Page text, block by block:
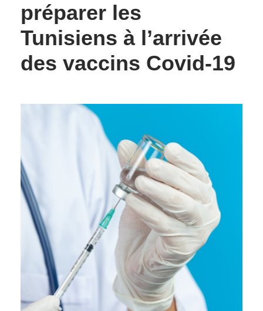
préparer les
Tunisiens à l’arrivée
des vaccins Covid-19